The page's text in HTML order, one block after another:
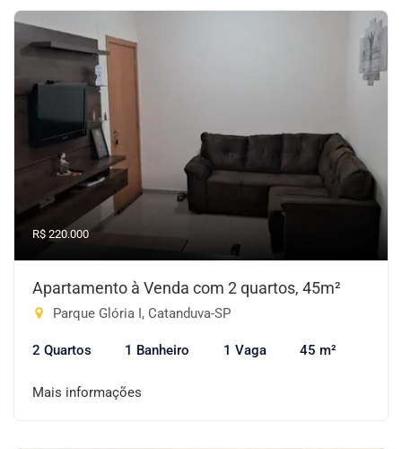
R$ 220.000
Apartamento à Venda com 2 quartos, 45m²
Parque Glória I, Catanduva-SP
2 Quartos 1 Banheiro 1 Vaga 45 m²
Mais informações